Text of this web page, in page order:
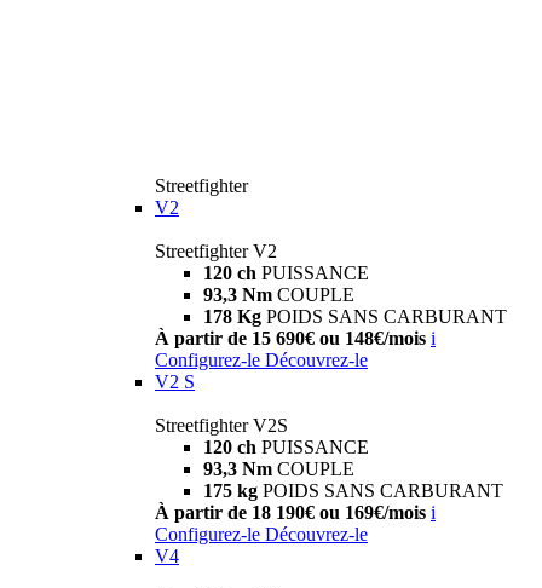
Streetfighter
V2
Streetfighter V2
120 ch PUISSANCE
93,3 Nm COUPLE
178 Kg POIDS SANS CARBURANT
À partir de 15 690€ ou 148€/mois i
Configurez-le Découvrez-le
V2 S
Streetfighter V2S
120 ch PUISSANCE
93,3 Nm COUPLE
175 kg POIDS SANS CARBURANT
À partir de 18 190€ ou 169€/mois i
Configurez-le Découvrez-le
V4